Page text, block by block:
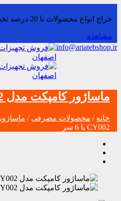
حراج انواع محصولات تا 20 درصد تخفیف
مشاهده
info@ariatebshop.ir
ماساژور کامپکت مدل CY002 با 6 سر
خانه / محصولات مصرفی / ماساژور
CY002 با 6 سر